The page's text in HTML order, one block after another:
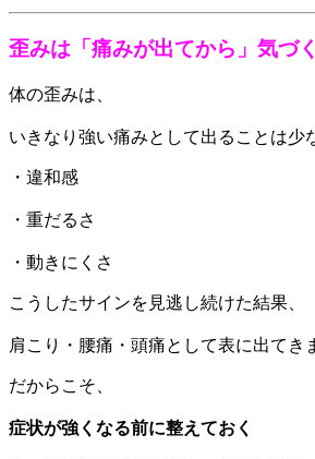
歪みは「痛みが出てから」気づ
体の歪みは、
いきなり強い痛みとして出ることは少
・違和感
・重だるさ
・動きにくさ
こうしたサインを見逃し続けた結果、
肩こり・腰痛・頭痛として表に出てき
だからこそ、
症状が強くなる前に整えておく